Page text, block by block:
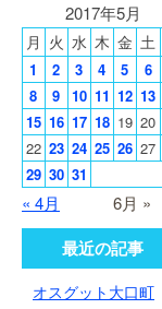
2017年5月
月 火 水 木 金 土
« 4月 6月 »
1 2 3 4 5 6
8
9 10 11 12 13
15 16 17 18 19 20
22 23 24 25 26 27
29 30 31
最近の記事
オスグット大口町